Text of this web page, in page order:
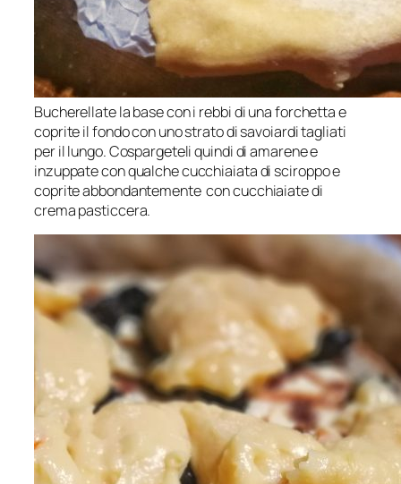
Bucherellate la base con i rebbi di una forchetta e
coprite il fondo con uno strato di savoiardi tagliati
per il lungo. Cospargeteli quindi di amarene e
inzuppate con qualche cucchiaiata di sciroppo e
coprite abbondantemente con cucchiaiate di
crema pasticcera.